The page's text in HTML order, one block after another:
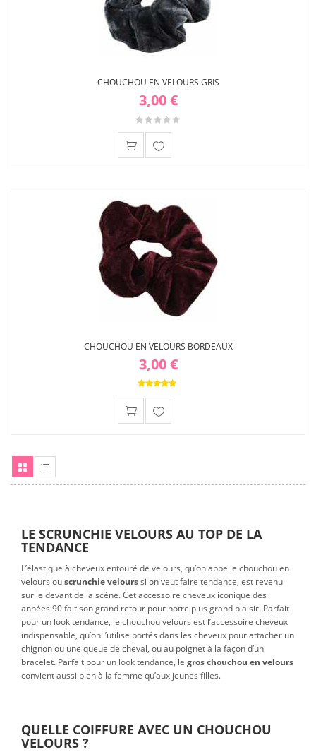
CHOUCHOU EN VELOURS GRIS
3,00 €
d'envies
CHOUCHOU EN VELOURS BORDEAUX
3,00 €
LE SCRUNCHIE VELOURS AU TOP DE LA
TENDANCE
L’élastique à cheveux entouré de velours, qu’on appelle chouchou en
velours ouscrunchie velourssi on veut faire tendance, est revenu
sur le devant de la scène. Cet accessoire cheveux iconique des
années 90 fait son grand retour pour notre plus grand plaisir. Parfait
pour un look tendance, le chouchou velours est l’accessoire cheveux
indispensable, qu’on l’utilise portés dans les cheveux pour attacher un
chignon ou une queue de cheval, ou au poignet à la façon d’un
bracelet. Parfait pour un look tendance, le gros chouchou en velours
convient aussi bien à la femme qu’aux jeunes filles.
QUELLE COIFFURE AVEC UN CHOUCHOU
VELOURS ?